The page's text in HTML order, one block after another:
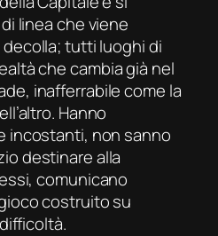
linea che viene
tutti luoghi di
che cambia già nel
inafferrabile come la
Hanno
incostanti, non sanno
destinare alla
comunicano
costruito su